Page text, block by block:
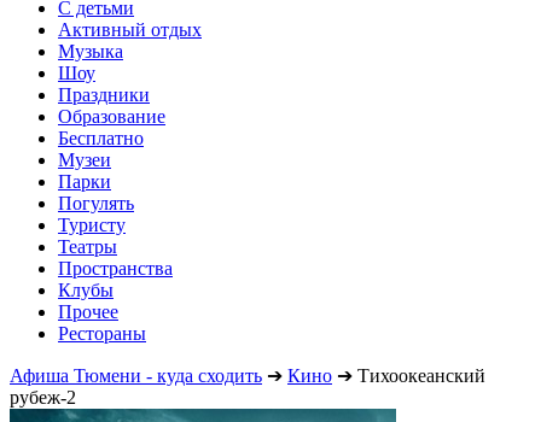
С детьми
Активный отдых
Музыка
Шоу
Праздники
Образование
Бесплатно
Музеи
Парки
Погулять
Туристу
Театры
Пространства
Клубы
Прочее
Рестораны
Афиша Тюмени - куда сходить ➔ Кино ➔ Тихоокеанский
рубеж-2